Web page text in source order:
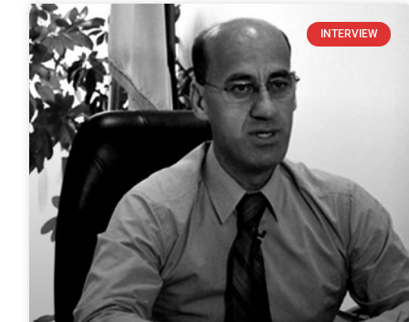
INTERVIEW